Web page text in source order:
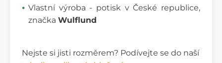
Vlastní výroba - potisk v České republice,
značka Wulflund
Nejste si jisti rozměrem? Podívejte se do naší